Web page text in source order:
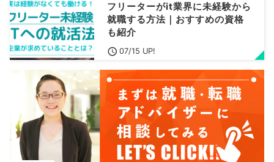
フリーターがit業界に未経験から
就職する方法｜おすすめの資格
も紹介
07/15 UP!